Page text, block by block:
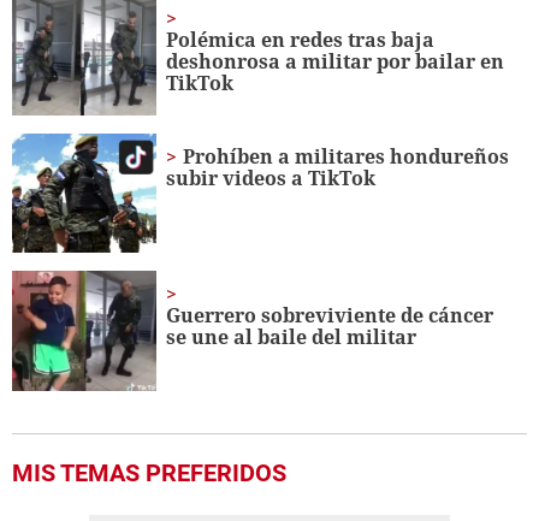
1
minute,
56
seconds
Polémica en redes tras baja
deshonrosa a militar por bailar en
TikTok
Prohíben a militares hondureños
subir videos a TikTok
Guerrero sobreviviente de cáncer
se une al baile del militar
MIS TEMAS PREFERIDOS